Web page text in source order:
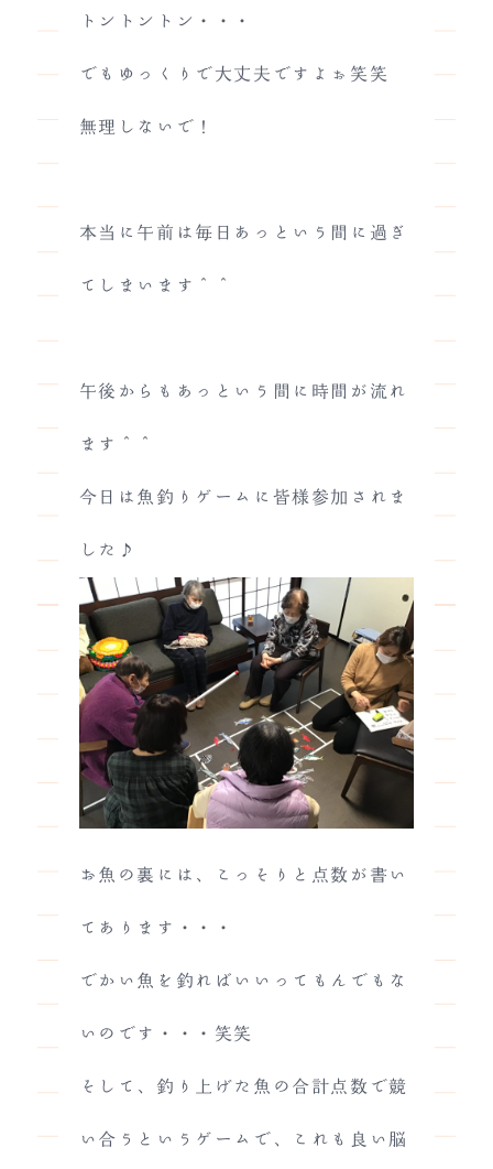
トントントン・・・
でもゆっくりで大丈夫ですよぉ笑笑
無理しないで！
本当に午前は毎日あっという間に過ぎ
てしまいます＾＾
午後からもあっという間に時間が流れ
ます＾＾
今日は魚釣りゲームに皆様参加されま
した♪
お魚の裏には、こっそりと点数が書い
てあります・・・
でかい魚を釣ればいいってもんでもな
いのです・・・笑笑
そして、釣り上げた魚の合計点数で競
い合うというゲームで、これも良い脳